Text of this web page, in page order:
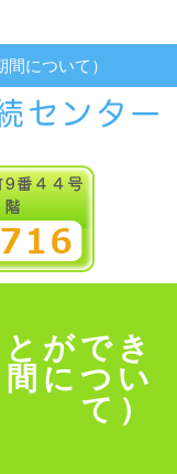
について）
ができ
につい
て）